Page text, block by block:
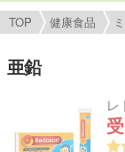
TOP 健康食品
亜鉛
レ